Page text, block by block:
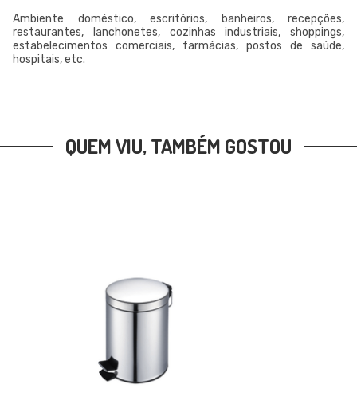
Ambiente doméstico, escritórios, banheiros, recepções,
restaurantes, lanchonetes, cozinhas industriais, shoppings,
estabelecimentos comerciais, farmácias, postos de saúde,
hospitais, etc.
QUEM VIU, TAMBÉM GOSTOU